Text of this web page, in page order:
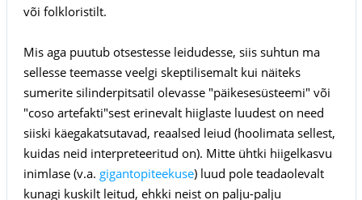
või folkloristilt.
Mis aga puutub otsestesse leidudesse, siis suhtun ma
sellesse teemasse veelgi skeptilisemalt kui näiteks
sumerite silinderpitsatil olevasse "päikesesüsteemi" või
"coso artefakti"sest erinevalt hiiglaste luudest on need
siiski käegakatsutavad, reaalsed leiud (hoolimata sellest,
kuidas neid interpreteeritud on). Mitte ühtki hiigelkasvu
inimlase (v.a. gigantopiteekuse) luud pole teadaolevalt
kunagi kuskilt leitud, ehkki neist on palju-palju